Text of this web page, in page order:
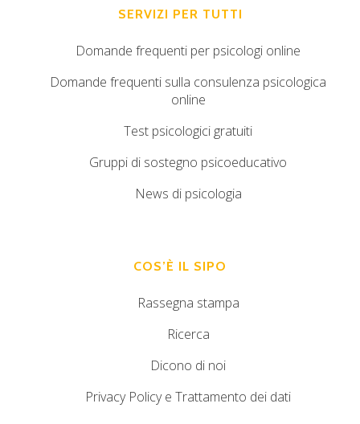
SERVIZI PER TUTTI
Domande frequenti per psicologi online
Domande frequenti sulla consulenza psicologica
online
Test psicologici gratuiti
Gruppi di sostegno psicoeducativo
News di psicologia
COS’È IL SIPO
Rassegna stampa
Ricerca
Dicono di noi
Privacy Policy e Trattamento dei dati